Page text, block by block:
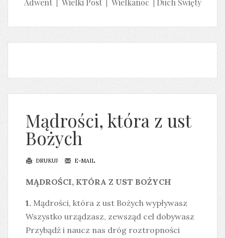
Adwent| Wielki Post| Wielkanoc Duch Święty
Mądrości, która z ust
Bożych
DRUKUJ E-MAIL
MĄDROŚCI, KTÓRA Z UST BOŻYCH
1. Mądrości, która z ust Bożych wypływasz
Wszystko urządzasz, zewsząd cel dobywasz
Przybądź i naucz nas dróg roztropności